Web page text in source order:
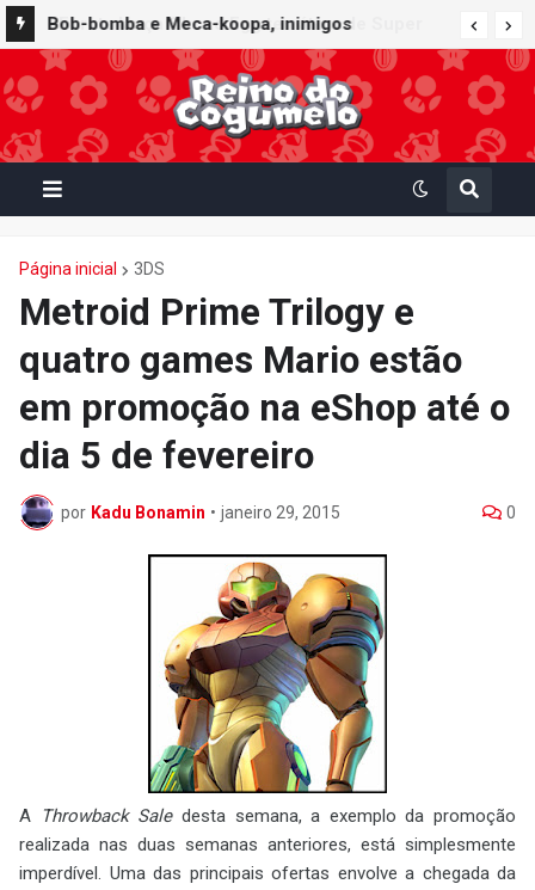
Bob-bomba e Meca-koopa, inimigos
"mecânicos" de Super Mario, viram brinquedos
de corda no Super Nintendo World
Furuta lança Choco Egg temático de Super
Mario Party Jamboree — Nintendo Switch 2
Edition + Jamboree TV com 15 miniaturas
colecionáveis
Página inicial 3DS
Metroid Prime Trilogy e
quatro games Mario estão
em promoção na eShop até o
dia 5 de fevereiro
por Kadu Bonamin • janeiro 29, 2015 0
A Throwback Saledesta semana, a exemplo da promoção
realizada nas duas semanas anteriores, está simplesmente
imperdível. Uma das principais ofertas envolve a chegada da